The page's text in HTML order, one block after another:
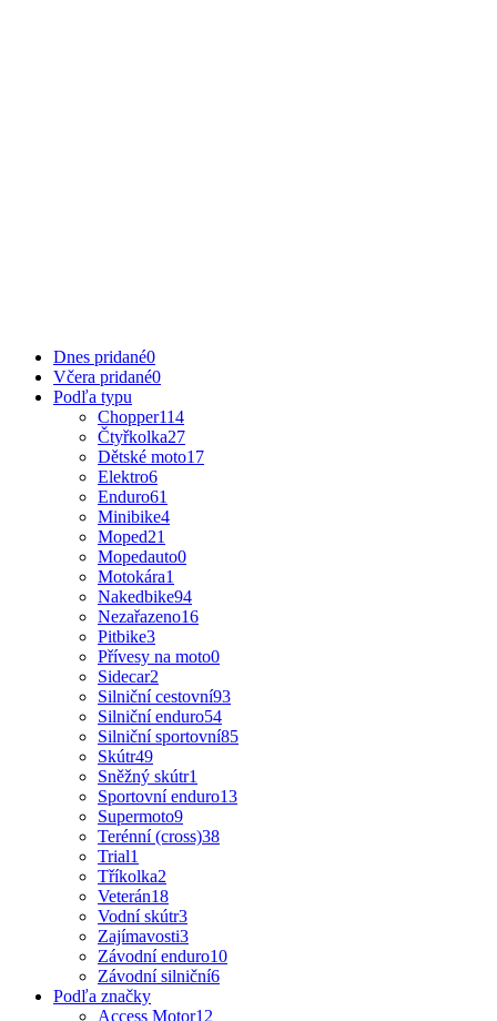
Dnes pridané0
Včera pridané0
Podľa typu
Chopper114
Čtyřkolka27
Dětské moto17
Elektro6
Enduro61
Minibike4
Moped21
Mopedauto0
Motokára1
Nakedbike94
Nezařazeno16
Pitbike3
Přívesy na moto0
Sidecar2
Silniční cestovní93
Silniční enduro54
Silniční sportovní85
Skútr49
Sněžný skútr1
Sportovní enduro13
Supermoto9
Terénní (cross)38
Trial1
Tříkolka2
Veterán18
Vodní skútr3
Zajímavosti3
Závodní enduro10
Závodní silniční6
Podľa značky
Access Motor12